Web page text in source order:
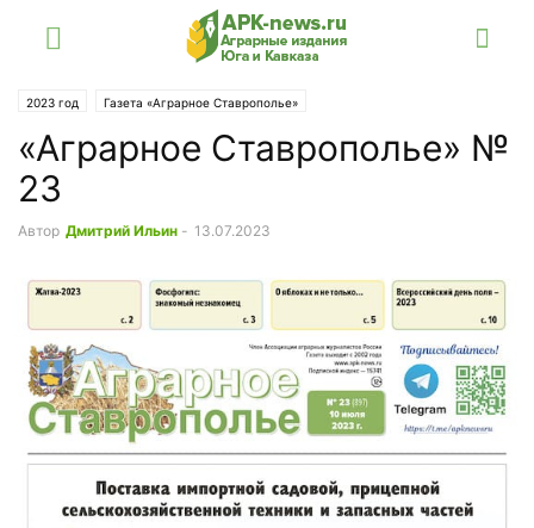
2023 год Газета «Аграрное Ставрополье»
«Аграрное Ставрополье» №
23
Автор Дмитрий Ильин - 13.07.2023